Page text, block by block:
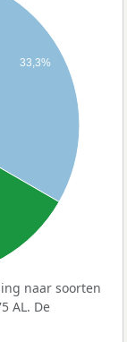
33,3%
naar soorten
AL. De